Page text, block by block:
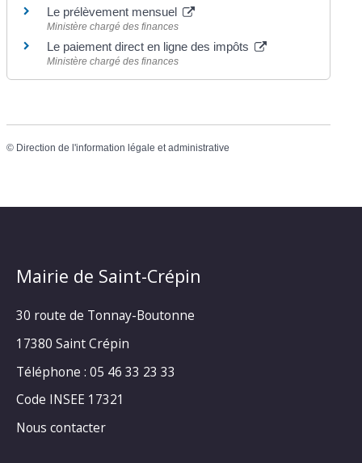
Le prélèvement mensuel
Ministère chargé des finances
Le paiement direct en ligne des impôts
Ministère chargé des finances
© Direction de l'information légale et administrative
Mairie de Saint-Crépin
30 route de Tonnay-Boutonne
17380 Saint Crépin
Téléphone : 05 46 33 23 33
Code INSEE 17321
Nous contacter